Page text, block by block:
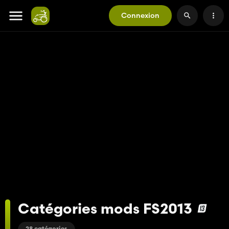
Connexion
Catégories mods FS2013